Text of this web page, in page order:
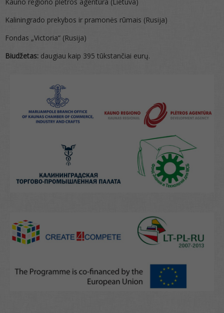
Kaliningrado prekybos ir pramonės rūmais (Rusija)
Fondas „Victoria“ (Rusija)
Biudžetas: daugiau kaip 395 tūkstančiai eurų.